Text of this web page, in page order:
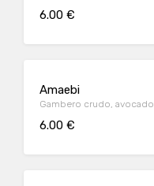
6.00 €
Amaebi
Gambero crudo, avocado
6.00 €